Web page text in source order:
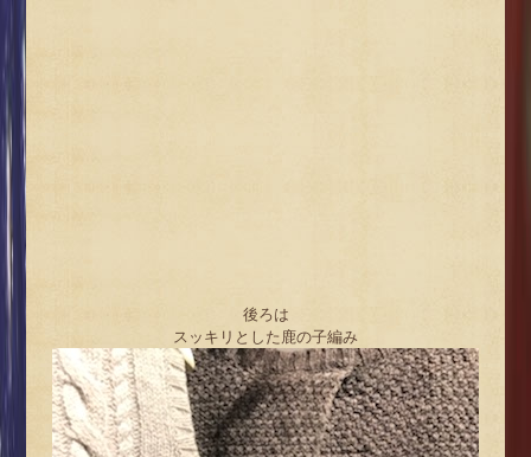
後ろは
スッキリとした鹿の子編み